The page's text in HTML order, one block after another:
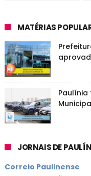
MATÉRIAS
JORNAIS DE
Correio Paulinense